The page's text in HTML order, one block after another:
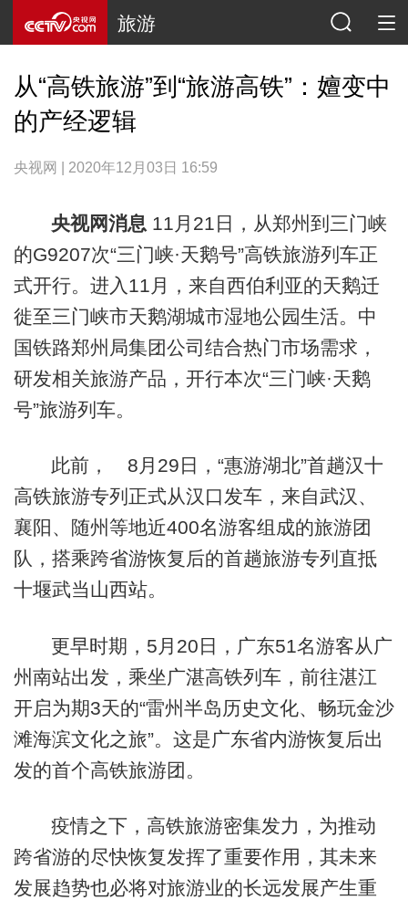
旅游
从“高铁旅游”到“旅游高铁”：嬗变中
的产经逻辑
央视网 | 2020年12月03日 16:59
央视网消息 11月21日，从郑州到三门峡
的G9207次“三门峡·天鹅号”高铁旅游列车正
式开行。进入11月，来自西伯利亚的天鹅迁
徙至三门峡市天鹅湖城市湿地公园生活。中
国铁路郑州局集团公司结合热门市场需求，
研发相关旅游产品，开行本次“三门峡·天鹅
号”旅游列车。
此前， 8月29日，“惠游湖北”首趟汉十
高铁旅游专列正式从汉口发车，来自武汉、
襄阳、随州等地近400名游客组成的旅游团
队，搭乘跨省游恢复后的首趟旅游专列直抵
十堰武当山西站。
更早时期，5月20日，广东51名游客从广
州南站出发，乘坐广湛高铁列车，前往湛江
开启为期3天的“雷州半岛历史文化、畅玩金沙
滩海滨文化之旅”。这是广东省内游恢复后出
发的首个高铁旅游团。
疫情之下，高铁旅游密集发力，为推动
跨省游的尽快恢复发挥了重要作用，其未来
发展趋势也必将对旅游业的长远发展产生重